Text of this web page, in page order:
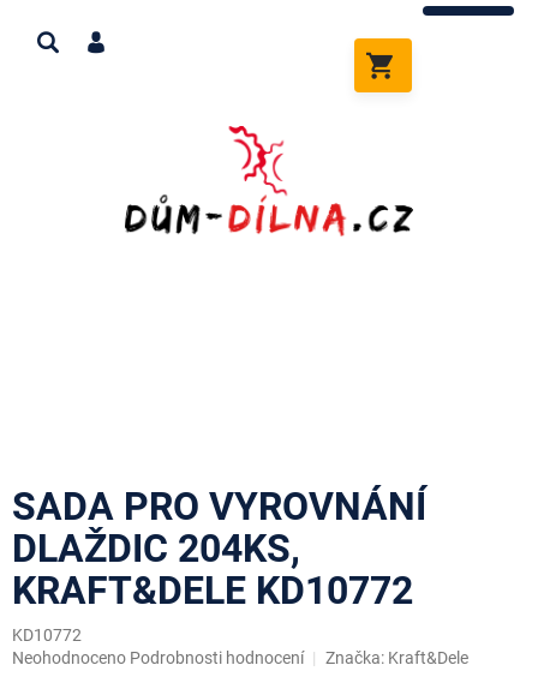
obsah
KOŠÍK
SADA PRO VYROVNÁNÍ
DLAŽDIC 204KS,
KRAFT&DELE KD10772
KD10772
Průměrné
Neohodnoceno Podrobnosti hodnocení Značka: Kraft&Dele